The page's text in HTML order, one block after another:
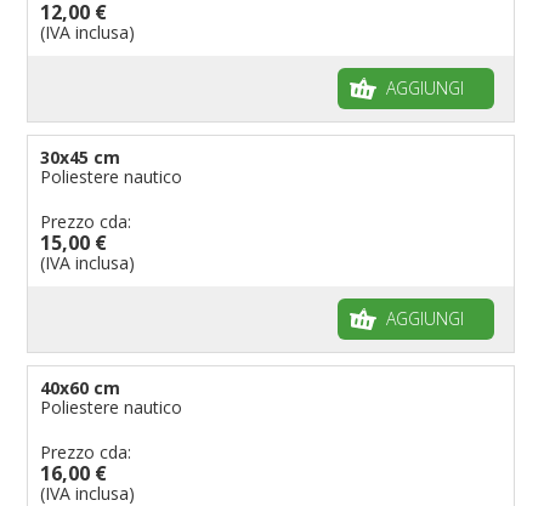
Bandiere per musicisti
pennoni per bandiere
12,00 €
(IVA inclusa)
AGGIUNGI
30x45 cm
Poliestere nautico
Prezzo cda:
15,00 €
(IVA inclusa)
AGGIUNGI
40x60 cm
Poliestere nautico
Prezzo cda:
16,00 €
(IVA inclusa)